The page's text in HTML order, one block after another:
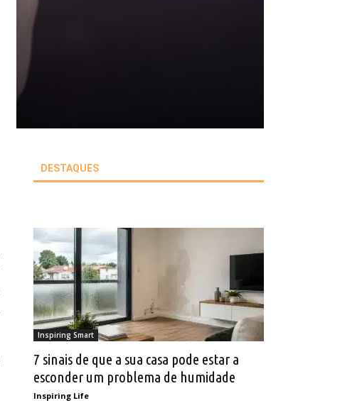
DESTAQUES
Inspiring Smart
7 sinais de que a sua casa pode estar a
esconder um problema de humidade
Inspiring Life